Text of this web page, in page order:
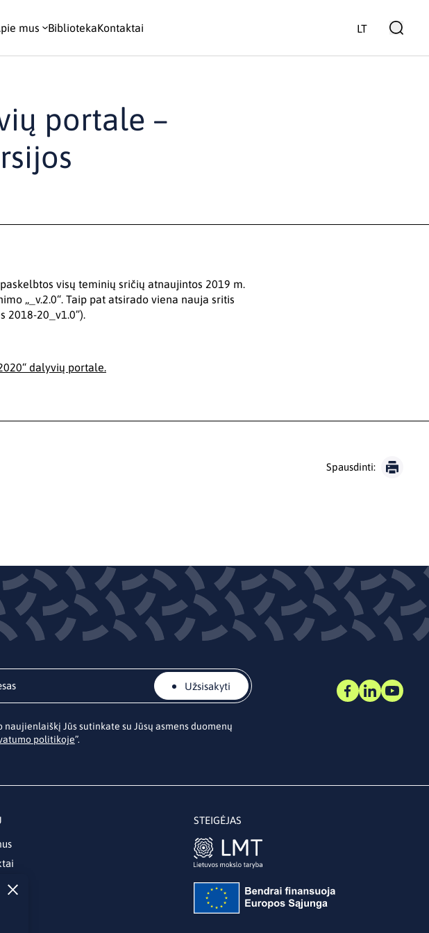
mus BibliotekaKontaktai LT
portale –
visų teminių sričių atnaujintos 2019 m.
„_v.2.0“. Taip pat atsirado viena nauja sritis
2018-20_v1.0”).
dalyvių portale.
Spausdinti:
Užsisakyti
naujienlaiškį Jūs sutinkate su Jūsų asmens duomenų
politikoje”.
STEIGĖJAS